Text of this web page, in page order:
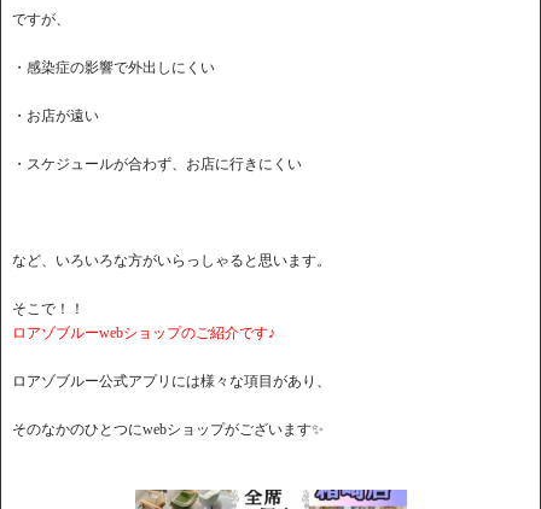
ですが、
・感染症の影響で外出しにくい
・お店が遠い
・スケジュールが合わず、お店に行きにくい
など、いろいろな方がいらっしゃると思います。
そこで！！
ロアゾブルーwebショップのご紹介です♪
ロアゾブルー公式アプリには様々な項目があり、
そのなかのひとつにwebショップがございます✨